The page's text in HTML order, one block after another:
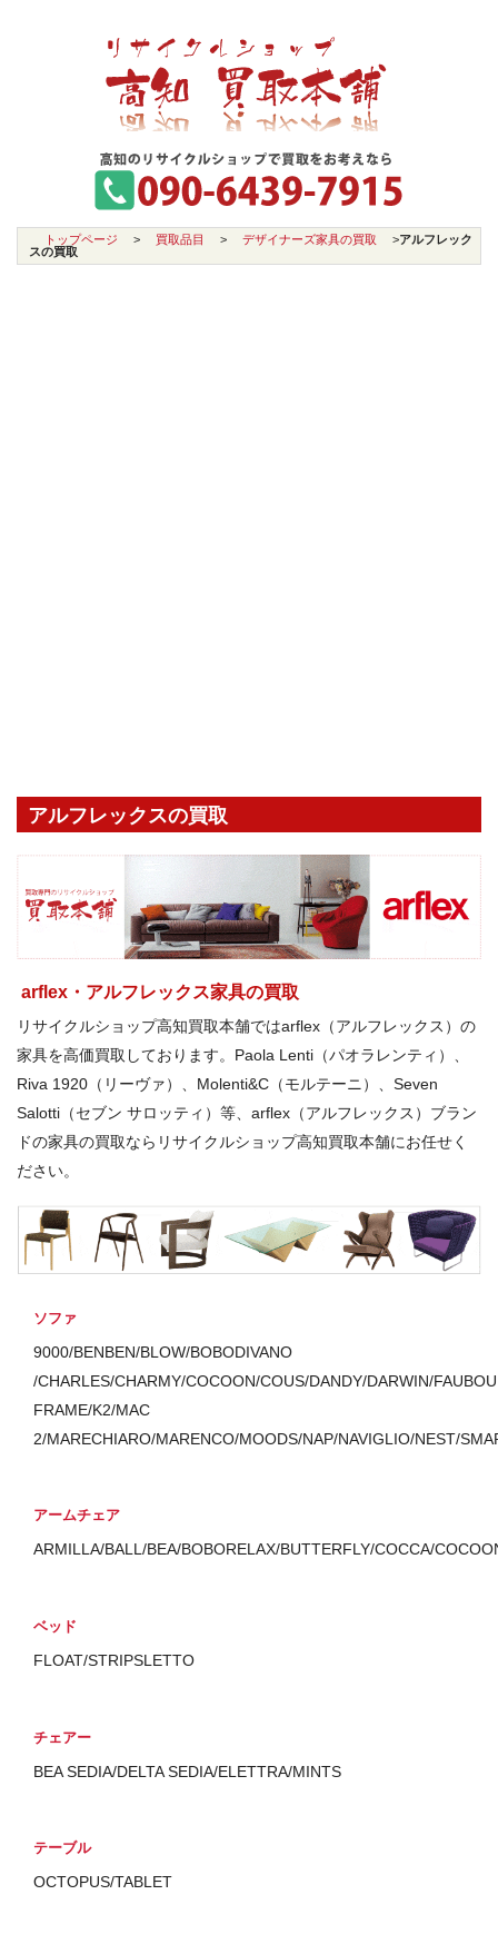
トップページ > 買取品目 > デザイナーズ家具の買取 >アルフレック
スの買取
アルフレックスの買取
arflex・アルフレックス家具の買取
リサイクルショップ高知買取本舗ではarflex（アルフレックス）の
家具を高価買取しております。Paola Lenti（パオラレンティ）、
Riva 1920（リーヴァ）、Molenti&C（モルテーニ）、Seven
Salotti（セブン サロッティ）等、arflex（アルフレックス）ブラン
ドの家具の買取ならリサイクルショップ高知買取本舗にお任せく
ださい。
ソファ
9000/BENBEN/BLOW/BOBODIVANO
/CHARLES/CHARMY/COCOON/COUS/DANDY/DARWIN/
FRAME/K2/MAC
2/MARECHIARO/MARENCO/MOODS/NAP/NAVIGLIO/NEST/
アームチェア
ARMILLA/BALL/BEA/BOBORELAX/BUTTERFLY/COCCA/
ベッド
FLOAT/STRIPSLETTO
チェアー
BEA SEDIA/DELTA SEDIA/ELETTRA/MINTS
テーブル
OCTOPUS/TABLET